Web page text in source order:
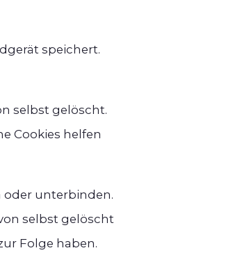
speichert.
selbst gelöscht.
Cookies helfen
oder unterbinden.
selbst gelöscht
Folge haben.